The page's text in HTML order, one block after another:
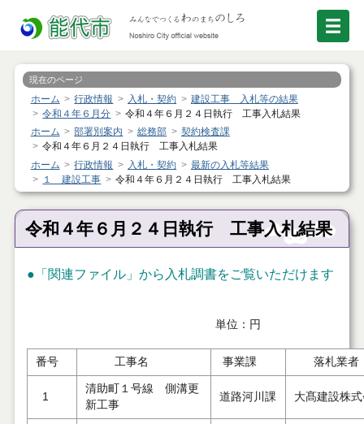
現在のページ
ホーム 行政情報 入札・契約
建設工事 入札等の結果
令和４年６月分
令和４年６月２４日執行 工事入札結果
ホーム
部署別案内 総務部
契約検査課
令和４年６月２４日執行 工事入札結果
ホーム
行政情報 入札・契約
最新の入札等結果
１ 建設工事
令和４年６月２４日執行 工事入札結果
令和４年６月２４日執行 工事入札結果
●「関連ファイル」から入札調書をご覧いただけます
単位：円
番号 工事名 事業課 落札業者
1
清助町１号線 側溝更
新工事
道路河川課 大髙建設株